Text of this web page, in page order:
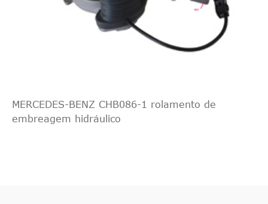
MERCEDES-BENZ CHB086-1 rolamento de
embreagem hidráulico